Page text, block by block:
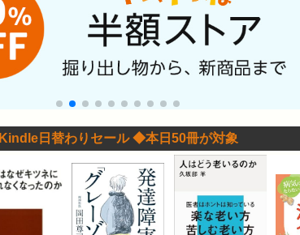
Kindle日替わりセール ◆本日50冊が対象